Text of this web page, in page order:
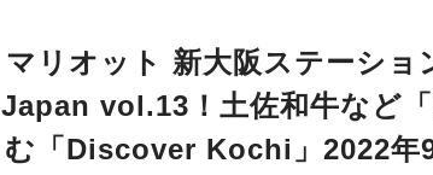
マリオット 新大阪ステーショ
vol.13！土佐和牛など「
「Discover Kochi」2022年